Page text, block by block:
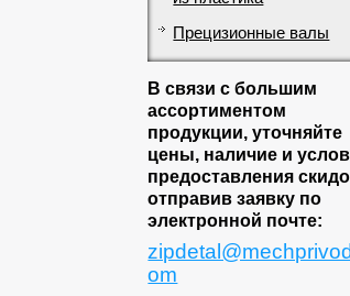
Прецизионные валы
В связи с большим
ассортиментом
продукции, уточняйте
цены, наличие и
предоставления
отправив заявку по
электронной почте:
om